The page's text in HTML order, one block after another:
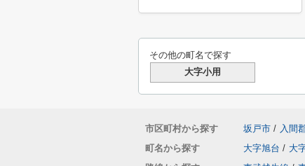
その他の町名で探す
大字小用
市区町村から探す 坂戸市 / 入間
町名から探す
大字旭台 / 大